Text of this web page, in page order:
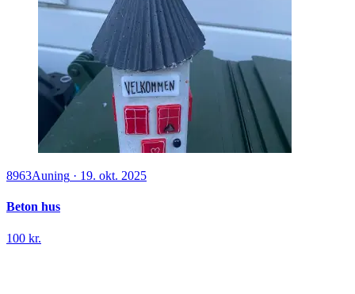
8963Auning · 19. okt. 2025
Beton hus
100 kr.